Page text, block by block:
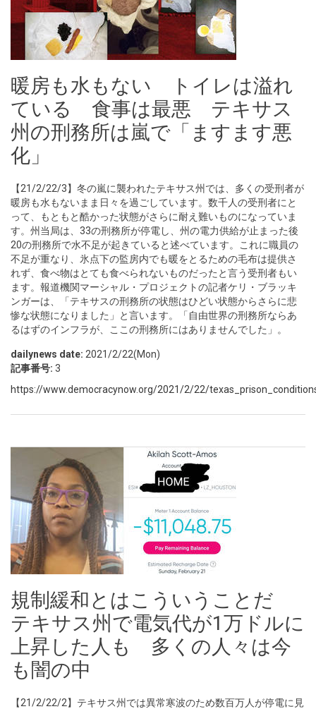
暖房も水もない トイレは溢れ
ている 食事は最悪 テキサス
州の刑務所は嵐で「ますます悪
化」
【21/2/22/3】冬の嵐に襲われたテキサス州では、多くの受刑者が
暖房も水もないまま日々を過ごしています。数千人の受刑者にと
って、もともと酷かった状態がさらに耐え難いものになっていま
す。州当局は、33の刑務所が停電し、州の電力供給が止まった後
20の刑務所で水不足が起きていると述べています。これに職員の
不足が重なり、氷点下の監房内でも暖をとるための毛布は提供さ
れず、食べ物はとても食べられないものだったと言う受刑者もい
ます。報道機関マーシャル・プロジェクトの記者ケリ・ブラッキ
ンガーは、「テキサスの刑務所の状態はひどい状態からさらに悲
惨な状態になりました」と言います。「自由世界の刑務所ならあ
るはずのインフラが、ここの刑務所にはありませんでした」。
dailynews date: 2021/2/22(Mon)
記事番号: 3
https://www.democracynow.org/2021/2/22/
規制緩和とはこういうことだ
テキサス州で電気代が1万ドルに
上昇した人も 多くの人々は今
も闇の中
【21/2/22/2】テキサス州では異常寒波のため数百万人が停電に見